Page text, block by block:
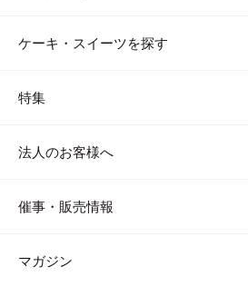
ケーキ・スイーツを探す
特集
法人のお客様へ
催事・販売情報
マガジン